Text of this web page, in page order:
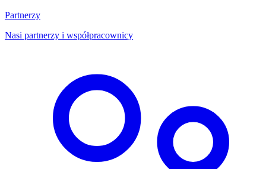
Partnerzy
Nasi partnerzy i współpracownicy